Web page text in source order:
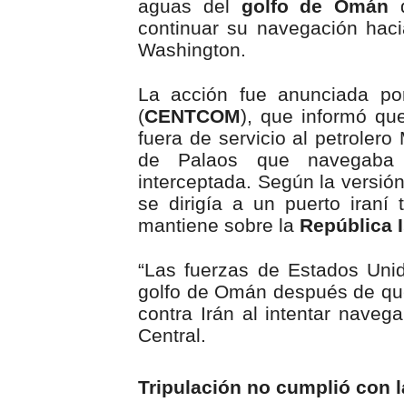
aguas del golfo de Omán
continuar su navegación
Washington.
La acción fue anunciada
(CENTCOM), que informó
fuera de servicio al petrolero
de Palaos que
interceptada. Según la
se dirigía a un puerto iraní
mantiene sobre la República
“Las fuerzas de Estados
golfo de Omán después de
contra Irán al intentar
Central.
Tripulación no cumplió con